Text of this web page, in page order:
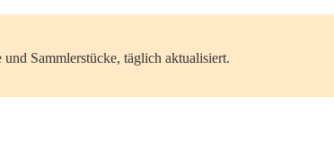
Sammlerstücke, täglich aktualisiert.